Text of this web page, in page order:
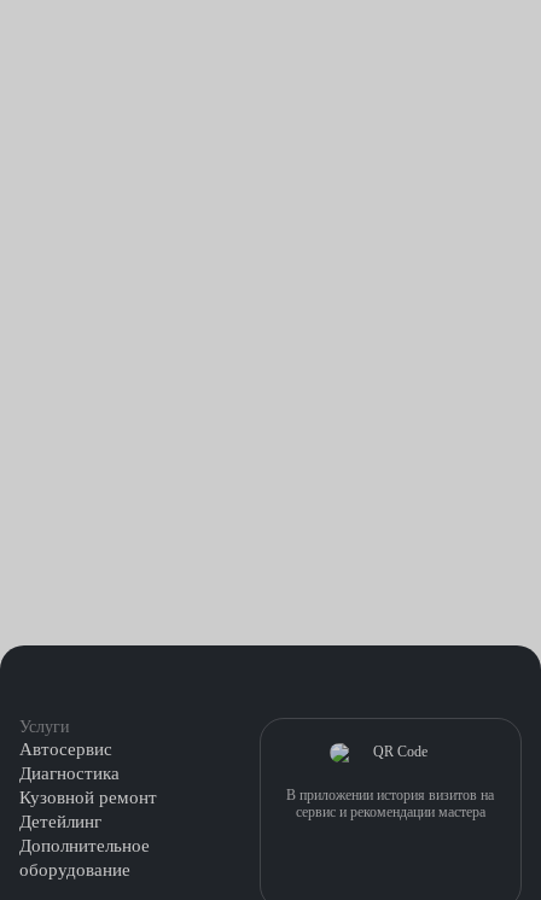
Услуги
Автосервис
Диагностика
Кузовной ремонт
Детейлинг
Дополнительное
оборудование
В приложении история визитов на
сервис и рекомендации мастера